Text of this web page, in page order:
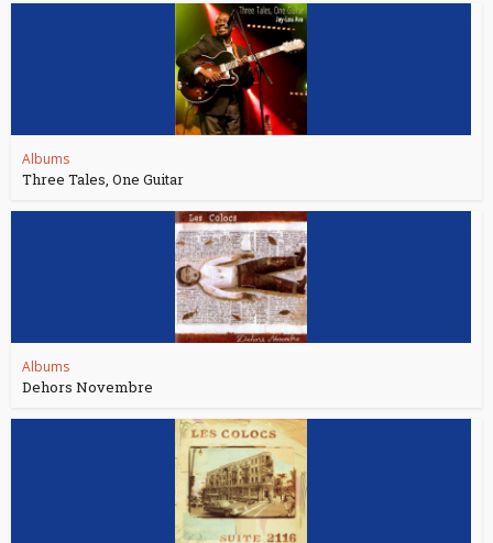
Albums
Three Tales, One Guitar
Albums
Dehors Novembre